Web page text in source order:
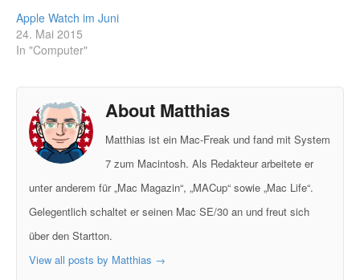
Apple Watch im Juni
24. Mai 2015
In "Computer"
About Matthias
Matthias ist ein Mac-Freak und fand mit System
7 zum Macintosh. Als Redakteur arbeitete er
unter anderem für „Mac Magazin“, „MACup“ sowie „Mac Life“.
Gelegentlich schaltet er seinen Mac SE/30 an und freut sich
über den Startton.
View all posts by Matthias →